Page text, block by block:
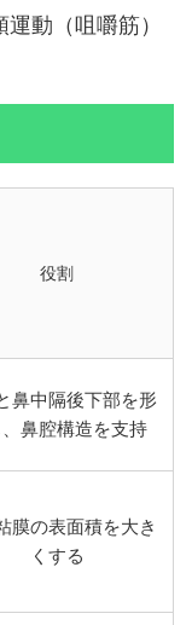
動（咀嚼筋）
役割
鼻中隔後下部を形
、鼻腔構造を支持
膜の表面積を大き
くする